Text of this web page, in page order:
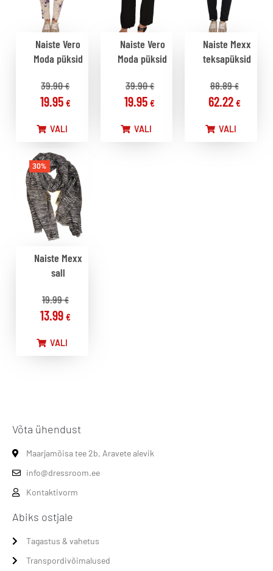
Naiste Vero
Moda püksid
39.90€
19.95 €
VALI
Naiste Vero
Moda püksid
39.90€
19.95€
VALI
Naiste Mexx
teksapüksid
88.89€
62.22 €
VALI
30%
Naiste Mexx
sall
19.99€
13.99 €
VALI
Võta ühendust
Maarjamõisa tee 2b, Aravete alevik
info@dressroom.ee
Kontaktivorm
Abiks ostjale
Tagastus & vahetus
Transpordivõimalused